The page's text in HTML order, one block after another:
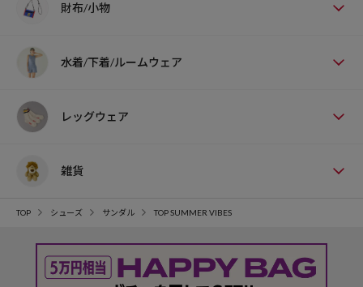
財布/小物
水着/下着/ルームウェア
レッグウェア
雑貨
TOP シューズ サンダル TOP SUMMER VIBES